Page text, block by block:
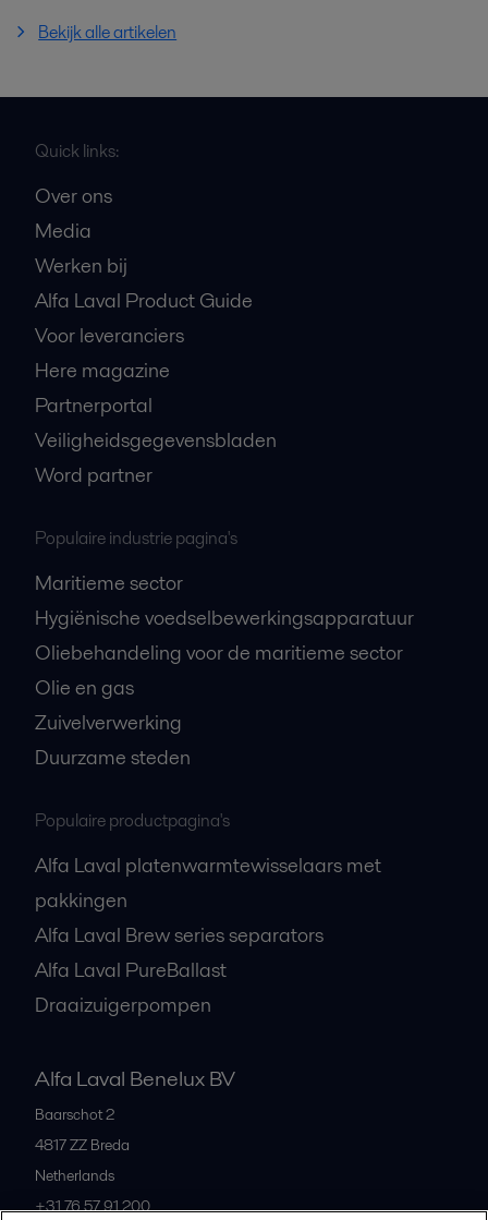
Bekijk alle artikelen
Quick links:
Over ons
Media
Werken bij
Alfa Laval Product Guide
Voor leveranciers
Here magazine
Partnerportal
Veiligheidsgegevensbladen
Word partner
Populaire industrie pagina's
Maritieme sector
Hygiënische voedselbewerkingsapparatuur
Oliebehandeling voor de maritieme sector
Olie en gas
Zuivelverwerking
Duurzame steden
Populaire productpagina's
Alfa Laval platenwarmtewisselaars met
pakkingen
Alfa Laval Brew series separators
Alfa Laval PureBallast
Draaizuigerpompen
Alfa Laval Benelux BV
Baarschot 2
4817 ZZ Breda
Netherlands
+31 76 57 91 200